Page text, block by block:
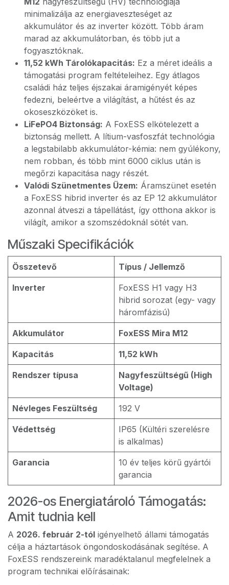
minimalizálja az energiaveszteséget az
akkumulátor és az inverter között. Több áram
marad az akkumulátorban, és több jut a
fogyasztóknak.
11,52 kWh Tárolókapacitás: Ez a méret ideális a
támogatási program feltételeihez. Egy átlagos
családi ház teljes éjszakai áramigényét képes
fedezni, beleértve a világítást, a hűtést és az
okoseszközöket is.
LiFePO4 Biztonság: A FoxESS elkötelezett a
biztonság mellett. A lítium-vasfoszfát technológia
a legstabilabb akkumulátor-kémia: nem gyúlékony,
nem robban, és több mint 6000 ciklus után is
megőrzi kapacitása nagy részét.
Valódi Szünetmentes Üzem: Áramszünet esetén
a FoxESS hibrid inverter és az EP 12 akkumulátor
azonnal átveszi a tápellátást, így otthona akkor is
világít, amikor a szomszédoknál sötét van.
Műszaki Specifikációk
Összetevő Típus / Jellemző
Inverter
FoxESS H1 vagy H3
hibrid sorozat (egy- vagy
háromfázisú)
Akkumulátor FoxESS Mira M12
Kapacitás 11,52 kWh
Rendszer típusa
Nagyfeszültségű (High
Voltage)
Névleges Feszültség 192 V
Védettség
IP65 (Kültéri szerelésre
is alkalmas)
Garancia
10 év teljes körű gyártói
garancia
2026-os Energiatároló Támogatás:
Amit tudnia kell
A 2026. február 2-tól igényelhető állami támogatás
célja a háztartások öngondoskodásának segítése. A
FoxESS rendszereink maradéktalanul megfelelnek a
program technikai előírásainak: